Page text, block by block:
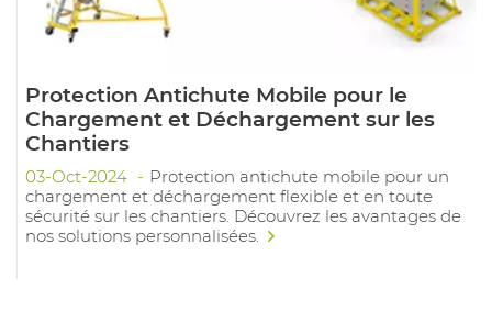
Protection Antichute Mobile pour le
Chargement et Déchargement sur les
Chantiers
03-Oct-2024
Protection antichute mobile pour un
chargement et déchargement flexible et en toute
sécurité sur les chantiers. Découvrez les avantages de
nos solutions personnalisées.